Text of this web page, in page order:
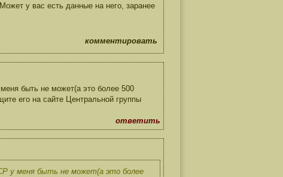
у вас есть данные на него, заранее
комментировать
быть не может(а это более 500
его на сайте Центральной группы
ответить
у меня быть не может(а это более